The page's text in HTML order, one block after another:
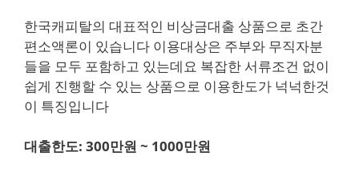
한국캐피탈의 대표적인 비상금대출 상품으로 초간
편소액론이 있습니다 이용대상은 주부와 무직자분
들을 모두 포함하고 있는데요 복잡한 서류조건 없이
쉽게 진행할 수 있는 상품으로 이용한도가 넉넉한것
이 특징입니다
대출한도: 300만원 ~ 1000만원